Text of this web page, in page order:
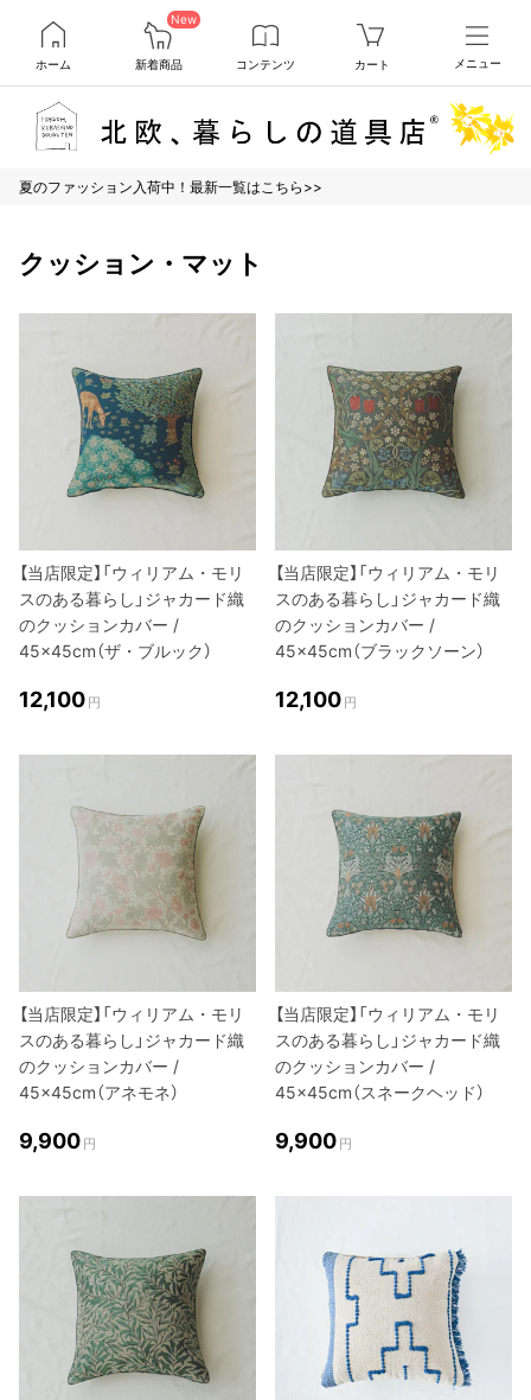
ホーム
New
新着商品 コンテンツ カート メニュー
夏のファッション入荷中！最新一覧はこちら>>
クッション・マット
【当店限定】「ウィリアム・モリ
スのある暮らし」ジャカード織
のクッションカバー /
45×45cm（ザ・ブルック）
12,100 円
【当店限定】「ウィリアム・モリ
スのある暮らし」ジャカード織
のクッションカバー /
45×45cm（ブラックソーン）
12,100 円
【当店限定】「ウィリアム・モリ
スのある暮らし」ジャカード織
のクッションカバー /
45×45cm（アネモネ）
9,900 円
【当店限定】「ウィリアム・モリ
スのある暮らし」ジャカード織
のクッションカバー /
45×45cm（スネークヘッド）
9,900 円